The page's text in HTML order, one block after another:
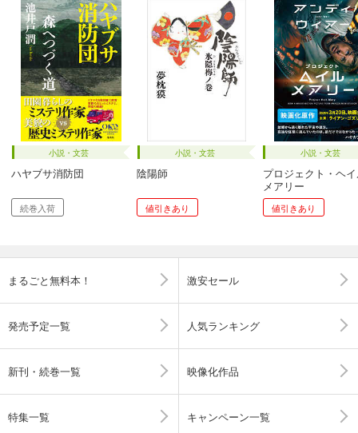
小説・文芸
ハヤブサ消防団
続巻入荷
小説・文芸
陰陽師
値引きあり
小説・文芸
プロジェクト・ヘ
メアリー
値引きあり
まるごと無料本！ 激安セール
発売予定一覧 人気ランキング
新刊・続巻一覧 映像化作品
特集一覧 キャンペーン一覧